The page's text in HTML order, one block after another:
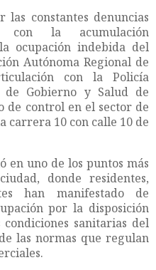
las constantes denuncias
con la acumulación
ocupación indebida del
Autónoma Regional de
con la Policía
Gobierno y Salud de
de control en el sector de
carrera 10 con calle 10 de
en uno de los puntos más
donde residentes,
han manifestado de
por la disposición
sanitarias del
las normas que regulan